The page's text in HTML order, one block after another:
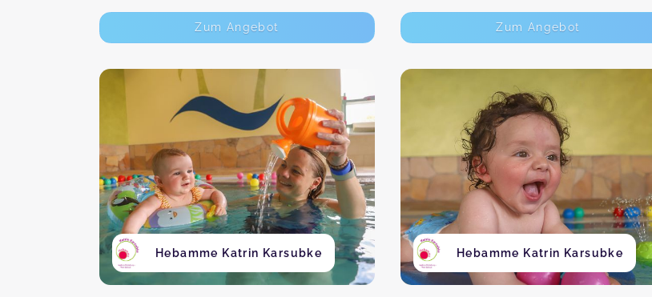
Zum Angebot Zum Angebot
Hebamme Katrin Karsubke Hebamme Katrin Karsubke